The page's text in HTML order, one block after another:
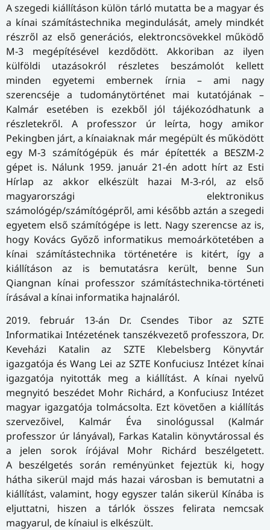
A szegedi kiállításon külön tárló mutatta be a magyar és
a kínai számítástechnika megindulását, amely mindkét
részről az első generációs, elektroncsövekkel működő
M-3 megépítésével kezdődött. Akkoriban az ilyen
külföldi utazásokról részletes beszámolót kellett
minden egyetemi embernek írnia – ami nagy
szerencséje a tudománytörténet mai kutatójának –
Kalmár esetében is ezekből jól tájékozódhatunk a
részletekről. A professzor úr leírta, hogy amikor
Pekingben járt, a kínaiaknak már megépült és működött
egy M-3 számítógépük és már építették a BESZM-2
gépet is. Nálunk 1959. január 21-én adott hírt az Esti
Hírlap az akkor elkészült hazai M-3-ról, az első
magyarországi elektronikus
számológép/számítógépről, ami később aztán a szegedi
egyetem első számítógépe is lett. Nagy szerencse az is,
hogy Kovács Győző informatikus memoárkötetében a
kínai számítástechnika történetére is kitért, így a
kiállításon az is bemutatásra került, benne Sun
Qiangnan kínai professzor számítástechnika-történeti
írásával a kínai informatika hajnaláról.
2019. február 13-án Dr. Csendes Tibor az SZTE
Informatikai Intézetének tanszékvezető professzora, Dr.
Keveházi Katalin az SZTE Klebelsberg Könyvtár
igazgatója és Wang Lei az SZTE Konfuciusz Intézet kínai
igazgatója nyitották meg a kiállítást. A kínai nyelvű
megnyitó beszédet Mohr Richárd, a Konfuciusz Intézet
magyar igazgatója tolmácsolta. Ezt követően a kiállítás
szervezőivel, Kalmár Éva sinológussal (Kalmár
professzor úr lányával), Farkas Katalin könyvtárossal és
a jelen sorok írójával Mohr Richárd beszélgetett.
A beszélgetés során reményünket fejeztük ki, hogy
hátha sikerül majd más hazai városban is bemutatni a
kiállítást, valamint, hogy egyszer talán sikerül Kínába is
eljuttatni, hiszen a tárlók összes felirata nemcsak
magyarul, de kínaiul is elkészült.